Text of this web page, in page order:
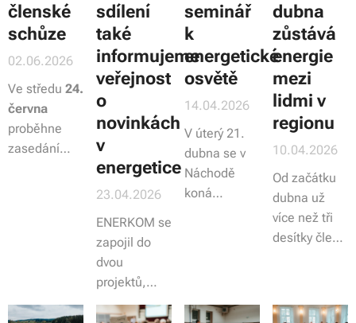
členské
schůze
02.06.2026
Ve středu 24.
června
proběhne
zasedání
Polici nad
sdílení
také
informujeme
veřejnost
o
novinkách
v
energetice
23.04.2026
ENERKOM se
zapojil do
dvou
projektů,
které mají
seminář
k
energetické
osvětě
14.04.2026
V úterý 21.
dubna se v
Náchodě
koná
Během 3
dubna
zůstává
energie
mezi
lidmi v
regionu
10.04.2026
Od začátku
dubna už
více než tři
desítky členů
Více než